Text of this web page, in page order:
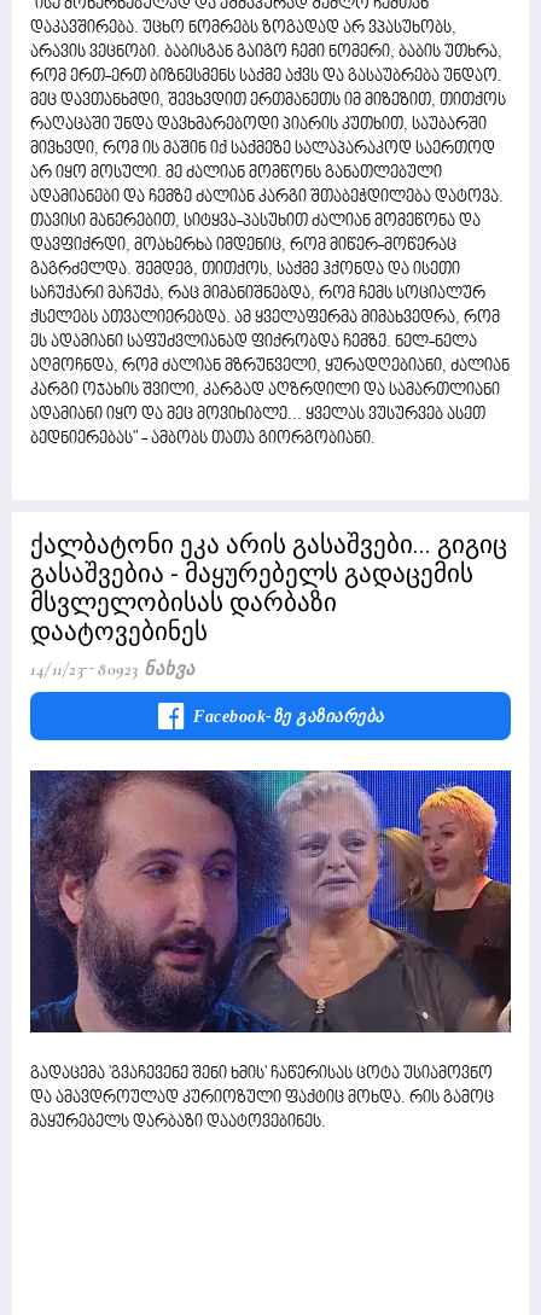
''ისე მოხერხებულად და ეშმაკურად შეძლო ჩემთან
დაკავშირება. უცხო ნომრებს ზოგადად არ ვპასუხობს,
არავის ვეცნობი. ბაბისგან გაიგო ჩემი ნომერი, ბაბის უთხრა,
რომ ერთ-ერთ ბიზნესმენს საქმე აქვს და გასაუბრება უნდაო.
მეც დავთანხმდი, შევხვდით ერთმანეთს იმ მიზეზით, თითქოს
რაღაცაში უნდა დავხმარებოდი პიარის კუთხით, საუბარში
მივხვდი, რომ ის მაშინ იქ საქმეზე სალაპარაკოდ საერთოდ
არ იყო მოსული. მე ძალიან მომწონს განათლებული
ადამიანები და ჩემზე ძალიან კარგი შთაბეჭდილება დატოვა.
თავისი მანერებით, სიტყვა-პასუხით ძალიან მომეწონა და
დავფიქრდი, მოახერხა იმდენიც, რომ მიწერ-მოწერაც
გაგრძელდა. შემდეგ, თითქოს, საქმე ჰქონდა და ისეთი
საჩუქარი მაჩუქა, რაც მიმანიშნებდა, რომ ჩემს სოციალურ
ქსელებს ათვალიერებდა. ამ ყველაფერმა მიმახვედრა, რომ
ეს ადამიანი საფუძვლიანად ფიქრობდა ჩემზე. ნელ-ნელა
აღმოჩნდა, რომ ძალიან მზრუნველი, ყურადღებიანი, ძალიან
კარგი ოჯახის შვილი, კარგად აღზრდილი და სამართლიანი
ადამიანი იყო და მეც მოვიხიბლე... ყველას ვუსურვებ ასეთ
ბედნიერებას" - ამბობს თათა გიორგობიანი.
ქალბატონი ეკა არის გასაშვები... გიგიც
გასაშვებია - მაყურებელს გადაცემის
მსვლელობისას დარბაზი
დაატოვებინეს
14/11/23 80923 Ნახვა
Facebook-Ზე Გაზიარება
გადაცემა 'გვაჩევენე შენი ხმის' ჩაწერისას ცოტა უსიამოვნო
და ამავდროულად კურიოზული ფაქტიც მოხდა. რის გამოც
მაყურებელს დარბაზი დაატოვებინეს.